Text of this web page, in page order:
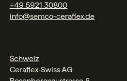
+49 5921 30800
info@semco-ceraflex.de
Schweiz
Ceraflex‑Swiss AG